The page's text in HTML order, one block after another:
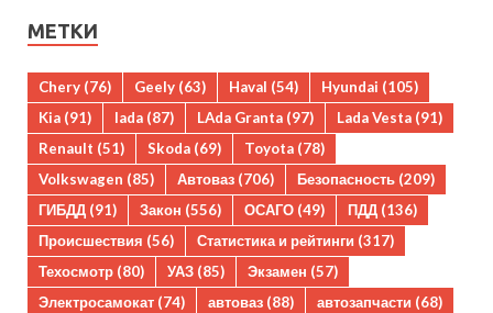
МЕТКИ
Chery (76) Geely (63) Haval (54) Hyundai (105)
Kia (91) lada (87) LAda Granta (97) Lada Vesta (91)
Renault (51) Skoda (69) Toyota (78)
Volkswagen (85) Автоваз (706) Безопасность (209)
ГИБДД (91) Закон (556) ОСАГО (49) ПДД (136)
Происшествия (56) Статистика и рейтинги (317)
Техосмотр (80) УАЗ (85) Экзамен (57)
Электросамокат (74) автоваз (88) автозапчасти (68)